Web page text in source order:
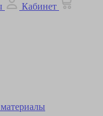
Кабинет